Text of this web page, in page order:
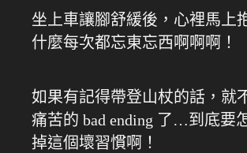
坐上車讓腳舒緩後，心裡馬上
什麼每次都忘東忘西啊啊啊！
如果有記得帶登山杖的話，就
痛苦的 bad ending 了…到底要
掉這個壞習慣啊！